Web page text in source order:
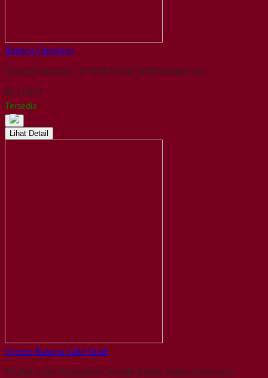
Banana Cinnamon
Ready (Ditanyakan Terlebih Dahulu Ketersediaannya)
Rp 12.000
Tersedia
Lihat Detail
Cheese Banana Cake Small
PO/Pre Order (Ditanyakan Terlebih Dahulu Ketersediaannya)